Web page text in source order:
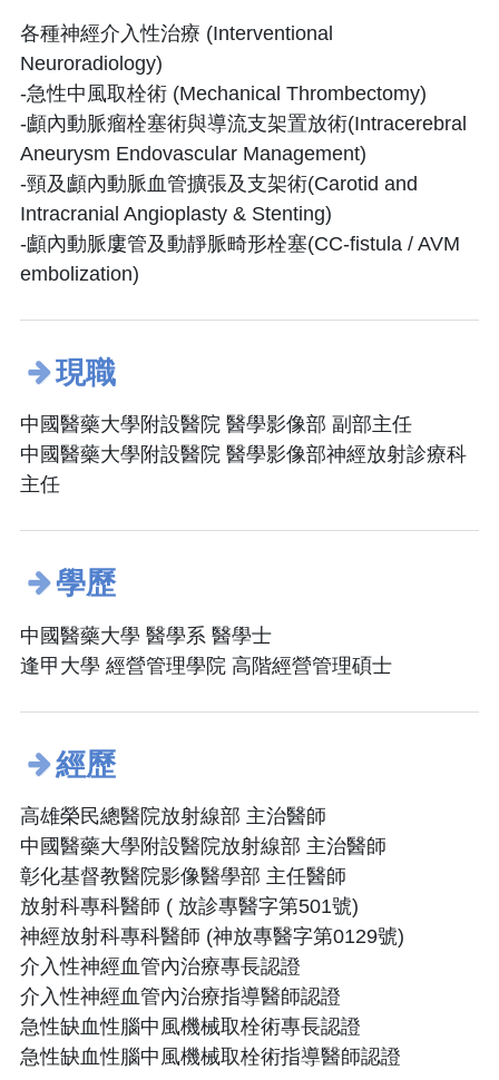
各種神經介入性治療 (Interventional
Neuroradiology)
-急性中風取栓術 (Mechanical Thrombectomy)
-顱內動脈瘤栓塞術與導流支架置放術(Intracerebral
Aneurysm Endovascular Management)
-頸及顱內動脈血管擴張及支架術(Carotid and
Intracranial Angioplasty & Stenting)
-顱內動脈廔管及動靜脈畸形栓塞(CC-fistula / AVM
embolization)
現職
中國醫藥大學附設醫院 醫學影像部 副部主任
中國醫藥大學附設醫院 醫學影像部神經放射診療科
主任
學歷
中國醫藥大學 醫學系 醫學士
逢甲大學 經營管理學院 高階經營管理碩士
經歷
高雄榮民總醫院放射線部 主治醫師
中國醫藥大學附設醫院放射線部 主治醫師
彰化基督教醫院影像醫學部 主任醫師
放射科專科醫師 ( 放診專醫字第501號)
神經放射科專科醫師 (神放專醫字第0129號)
介入性神經血管內治療專長認證
介入性神經血管內治療指導醫師認證
急性缺血性腦中風機械取栓術專長認證
急性缺血性腦中風機械取栓術指導醫師認證